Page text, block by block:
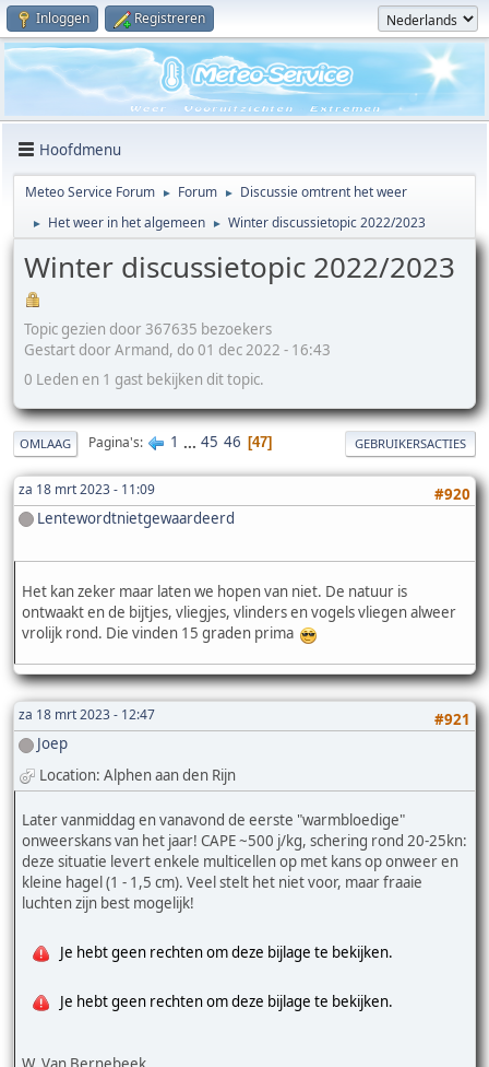
Inloggen Registreren
Hoofdmenu
Meteo Service Forum ► Forum ► Discussie omtrent het weer
► Het weer in het algemeen ► Winter discussietopic 2022/2023
Winter discussietopic 2022/2023
Topic gezien door 367635 bezoekers
Gestart door Armand, do 01 dec 2022 - 16:43
0 Leden en 1 gast bekijken dit topic.
OMLAAG Pagina's 1 ... 45 46 47 GEBRUIKERSACTIES
za 18 mrt 2023 - 11:09
#920
Lentewordtnietgewaardeerd
Het kan zeker maar laten we hopen van niet. De natuur is
ontwaakt en de bijtjes, vliegjes, vlinders en vogels vliegen alweer
vrolijk rond. Die vinden 15 graden prima
za 18 mrt 2023 - 12:47
#921
Joep
Location: Alphen aan den Rijn
Later vanmiddag en vanavond de eerste "warmbloedige"
onweerskans van het jaar! CAPE ~500 j/kg, schering rond 20-25kn:
deze situatie levert enkele multicellen op met kans op onweer en
kleine hagel (1 - 1,5 cm). Veel stelt het niet voor, maar fraaie
luchten zijn best mogelijk!
Je hebt geen rechten om deze bijlage te bekijken.
Je hebt geen rechten om deze bijlage te bekijken.